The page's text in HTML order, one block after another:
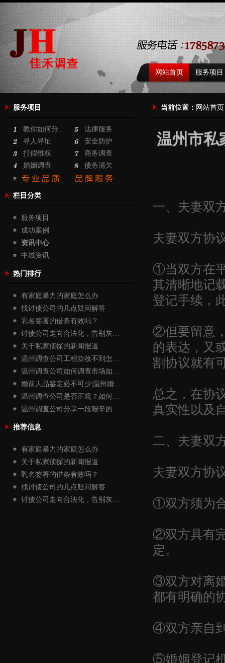
网站首页 服务项目
服务项目
教你如何分…
法律服务
寻人寻址
安全防护
打假维权
商务调查
婚姻调查
债务清欠
栏目分类
服务项目
成功案例
资讯中心
中域资讯
热门排行
有家庭暴力的家庭怎么办
找讨债公司的几点疑问解答
乳名签署的借条有效吗？
讨债公司走向合法化，告别灰…
关于私家侦探的新闻报道
温州调查公司工程款收不到怎…
温州调查公司如何调查市场如…
婚前人品鉴定必不可少|温州婚…
温州调查公司是否正规？如何…
温州调查公司分享一段艰辛的…
推荐信息
有家庭暴力的家庭怎么办
关于私家侦探的新闻报道
乳名签署的借条有效吗？
找讨债公司的几点疑问解答
讨债公司走向合法化，告别灰…
当前位置： 网站首页
温州市私
一、夫妻双
夫妻双方协
①当双方在
其清晰地记
登记手续，
②但要留意
的表达，又
割协议就有
总之，在协
真实性以及
二、夫妻双
夫妻双方协
①双方须为
②双方具有
定。
③双方对离
都有明确的
④双方亲自
⑤婚姻登记